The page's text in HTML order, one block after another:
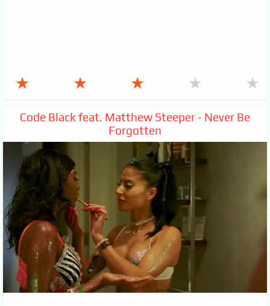
★ ★ ★ ★ ★
Code Black feat. Matthew Steeper - Never Be
Forgotten